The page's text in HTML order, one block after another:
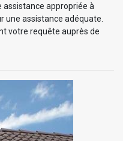
assistance appropriée à
une assistance adéquate.
votre requête auprès de